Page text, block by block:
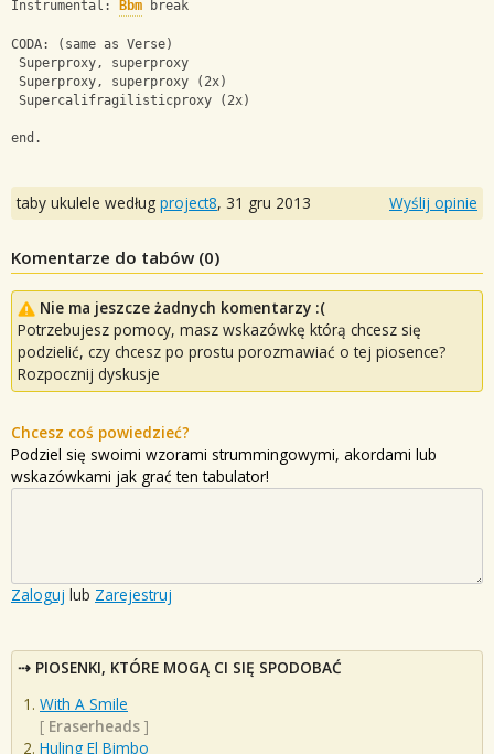
Instrumental: Bbm break
CODA: (same as Verse)
Superproxy, superproxy
Superproxy, superproxy (2x)
Supercalifragilisticproxy (2x)
end.
taby ukulele według project8, 31 gru 2013 Wyślij opinie
Komentarze do tabów (0)
Nie ma jeszcze żadnych komentarzy :(
Potrzebujesz pomocy, masz wskazówkę którą chcesz się
podzielić, czy chcesz po prostu porozmawiać o tej piosence?
Rozpocznij dyskusje
Chcesz coś powiedzieć?
Podziel się swoimi wzorami strummingowymi, akordami lub
wskazówkami jak grać ten tabulator!
Zaloguj lub Zarejestruj
PIOSENKI, KTÓRE MOGĄ CI SIĘ SPODOBAĆ
With A Smile
[ Eraserheads ]
Huling El Bimbo